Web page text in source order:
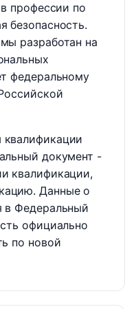
в профессии по
безопасность.
разработан на
федеральному
документ -
квалификации,
Данные о
в Федеральный
официально
по новой